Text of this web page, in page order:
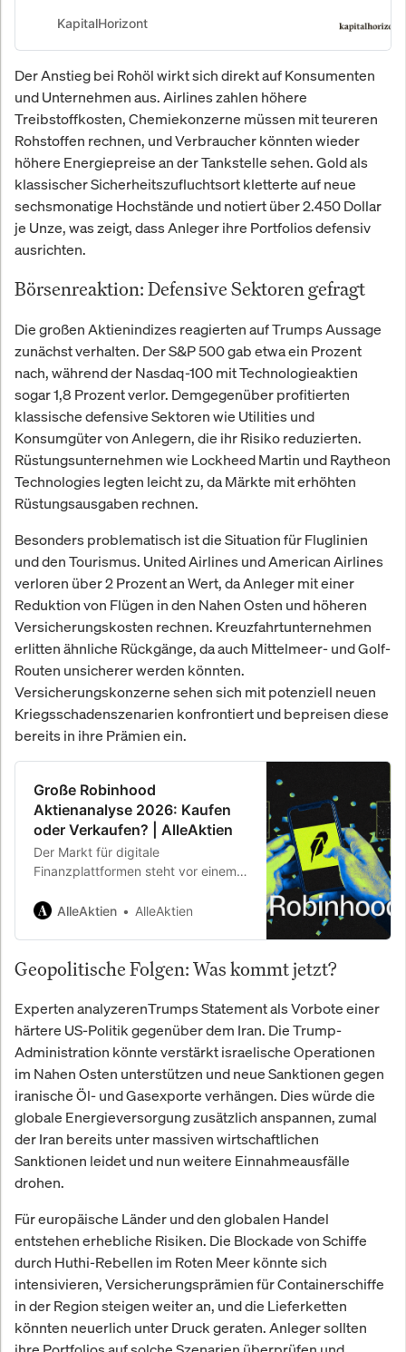
KapitalHorizont
Der Anstieg bei Rohöl wirkt sich direkt auf Konsumenten
und Unternehmen aus. Airlines zahlen höhere
Treibstoffkosten, Chemiekonzerne müssen mit teureren
Rohstoffen rechnen, und Verbraucher könnten wieder
höhere Energiepreise an der Tankstelle sehen. Gold als
klassischer Sicherheitszufluchtsort kletterte auf neue
sechsmonatige Hochstände und notiert über 2.450 Dollar
je Unze, was zeigt, dass Anleger ihre Portfolios defensiv
ausrichten.
Börsenreaktion: Defensive Sektoren gefragt
Die großen Aktienindizes reagierten auf Trumps Aussage
zunächst verhalten. Der S&P 500 gab etwa ein Prozent
nach, während der Nasdaq-100 mit Technologieaktien
sogar 1,8 Prozent verlor. Demgegenüber profitierten
klassische defensive Sektoren wie Utilities und
Konsumgüter von Anlegern, die ihr Risiko reduzierten.
Rüstungsunternehmen wie Lockheed Martin und Raytheon
Technologies legten leicht zu, da Märkte mit erhöhten
Rüstungsausgaben rechnen.
Besonders problematisch ist die Situation für Fluglinien
und den Tourismus. United Airlines und American Airlines
verloren über 2 Prozent an Wert, da Anleger mit einer
Reduktion von Flügen in den Nahen Osten und höheren
Versicherungskosten rechnen. Kreuzfahrtunternehmen
erlitten ähnliche Rückgänge, da auch Mittelmeer- und Golf-
Routen unsicherer werden könnten.
Versicherungskonzerne sehen sich mit potenziell neuen
Kriegsschadenszenarien konfrontiert und bepreisen diese
bereits in ihre Prämien ein.
Große Robinhood
Aktienanalyse 2026: Kaufen
oder Verkaufen? | AlleAktien
Der Markt für digitale
Finanzplattformen steht vor einem
traditionelle Banken und Broker mit
Produktentwicklung kämpfen,
wächst eine Generation von
Investoren heran, die ihre gesamte
Finanzbiografie in einer einzigen,
mobilen Anwendung verwalten will.
Robinhood hat sich in den letzten
Jahren von einem gamifizierten
Trading-App-Disruptor zu einer
diversifizierten Finanzplattform
entwickelt, die Altersvorsorge,
Kreditkarten, Kryptohandel und
Brokerage unter einem Dach
AlleAktien AlleAktien
Geopolitische Folgen: Was kommt jetzt?
Experten analyzerenTrumps Statement als Vorbote einer
härtere US-Politik gegenüber dem Iran. Die Trump-
Administration könnte verstärkt israelische Operationen
im Nahen Osten unterstützen und neue Sanktionen gegen
iranische Öl- und Gasexporte verhängen. Dies würde die
globale Energieversorgung zusätzlich anspannen, zumal
der Iran bereits unter massiven wirtschaftlichen
Sanktionen leidet und nun weitere Einnahmeausfälle
drohen.
Für europäische Länder und den globalen Handel
entstehen erhebliche Risiken. Die Blockade von Schiffe
durch Huthi-Rebellen im Roten Meer könnte sich
intensivieren, Versicherungsprämien für Containerschiffe
in der Region steigen weiter an, und die Lieferketten
könnten neuerlich unter Druck geraten. Anleger sollten